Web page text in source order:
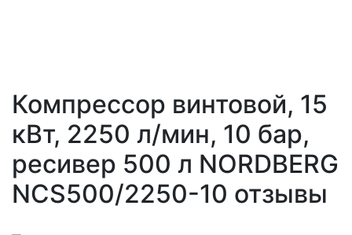
Компрессор винтовой, 15
кВт, 2250 л/мин, 10 бар,
ресивер 500 л NORDBERG
NCS500/2250-10 отзывы